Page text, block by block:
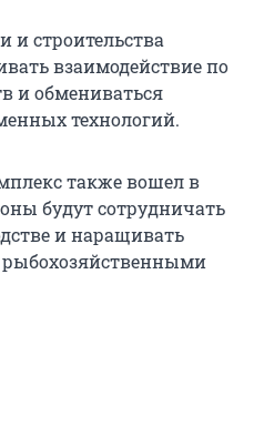
строительства
взаимодействие по
и обмениваться
технологий.
также вошел в
будут сотрудничать
и наращивать